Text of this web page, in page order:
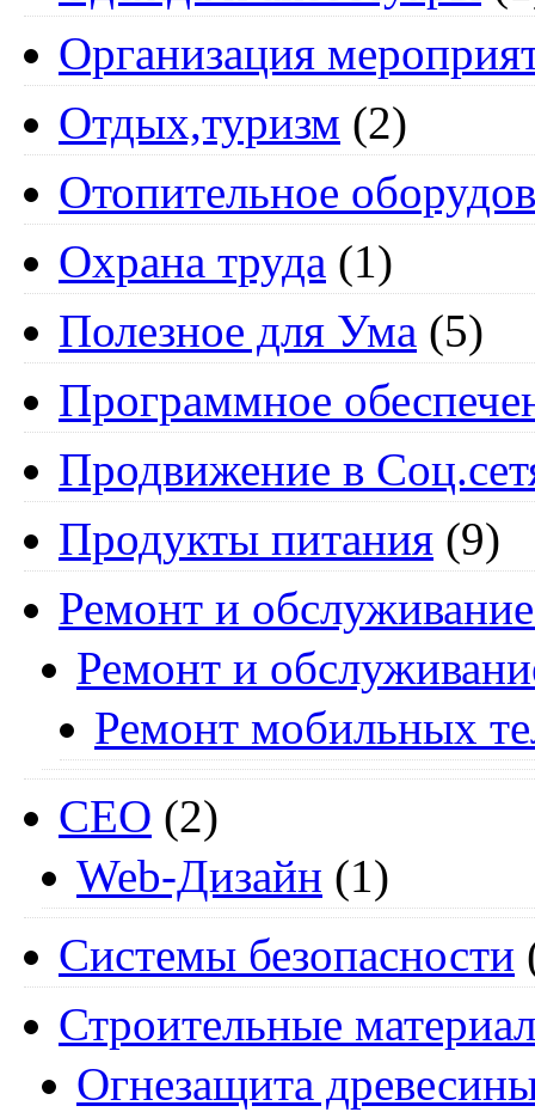
Организация
Отдых,туризм (2)
Отопительное
Охрана труда (1)
Полезное для Ума (5)
Программное
Продвижение в
Продукты питания (9)
Ремонт и
Ремонт и
Ремонт мобильных
СЕО (2)
Web-Дизайн (1)
Системы безопасности
Строительные
Огнезащита